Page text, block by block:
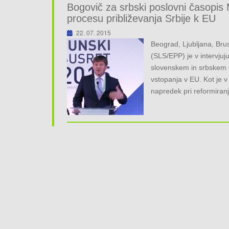
Bogovič za srbski poslovni
procesu približevanja Srbije k EU
22. 07. 2015
Beograd, Ljubljana,
(SLS/EPP) je v
slovenskem in
vstopanja v EU. Kot je
napredek pri